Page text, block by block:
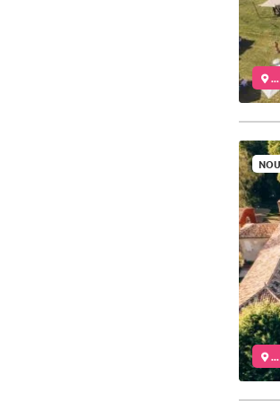
...
...